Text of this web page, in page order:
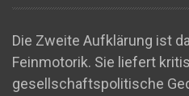
Die Zweite Aufklärung ist
Feinmotorik. Sie liefert
gesellschaftspolitische